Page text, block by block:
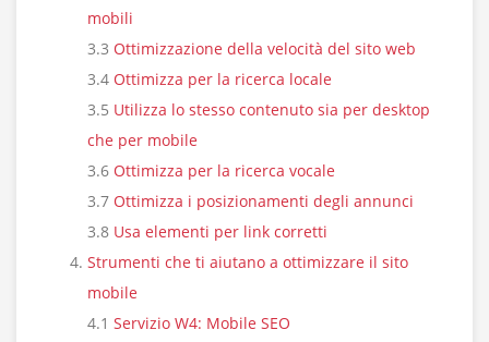
mobili
3.3 Ottimizzazione della velocità del sito web
3.4 Ottimizza per la ricerca locale
3.5 Utilizza lo stesso contenuto sia per desktop
che per mobile
3.6 Ottimizza per la ricerca vocale
3.7 Ottimizza i posizionamenti degli annunci
3.8 Usa elementi per link corretti
Strumenti che ti aiutano a ottimizzare il sito
mobile
4.1 Servizio W4: Mobile SEO